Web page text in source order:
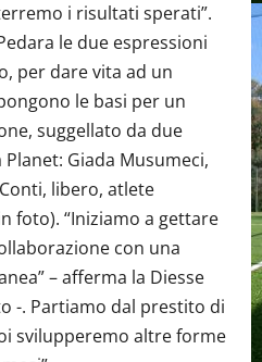
i risultati sperati”.
le due espressioni
per dare vita ad un
le basi per un
suggellato da due
Giada Musumeci,
libero, atlete
foto). “Iniziamo a gettare
con una
– afferma la Diesse
-. Partiamo dal prestito di
svilupperemo altre forme